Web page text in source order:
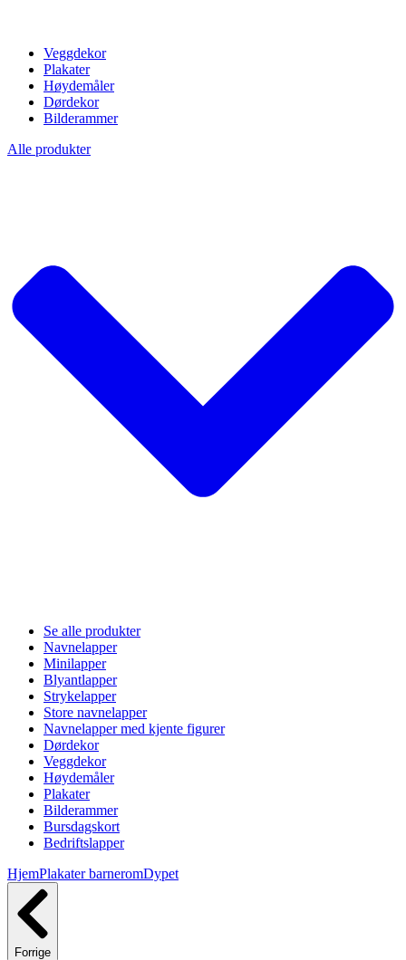
Veggdekor
Plakater
Høydemåler
Dørdekor
Bilderammer
Alle produkter
Se alle produkter
Navnelapper
Minilapper
Blyantlapper
Strykelapper
Store navnelapper
Navnelapper med kjente figurer
Dørdekor
Veggdekor
Høydemåler
Plakater
Bilderammer
Bursdagskort
Bedriftslapper
HjemPlakater barneromDypet
Forrige